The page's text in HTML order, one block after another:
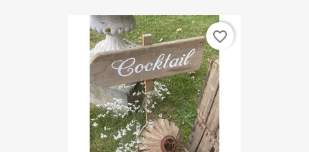
favorite_border